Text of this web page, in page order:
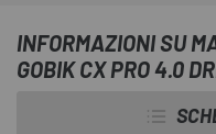
INFORMAZIONI SU
GOBIK CX PRO 4.0